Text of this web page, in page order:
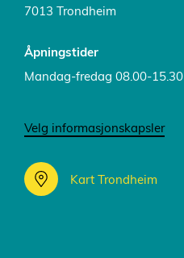
7013 Trondheim
Åpningstider
Mandag-fredag 08.00-15.30
Velg informasjonskapsler
Kart Trondheim